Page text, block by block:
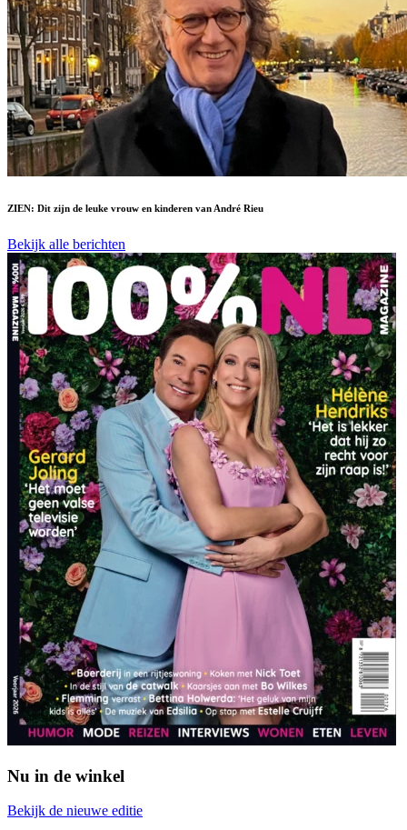
ZIEN: Dit zijn de leuke vrouw en kinderen van André Rieu
Bekijk alle berichten
Nu in de winkel
Bekijk de nieuwe editie